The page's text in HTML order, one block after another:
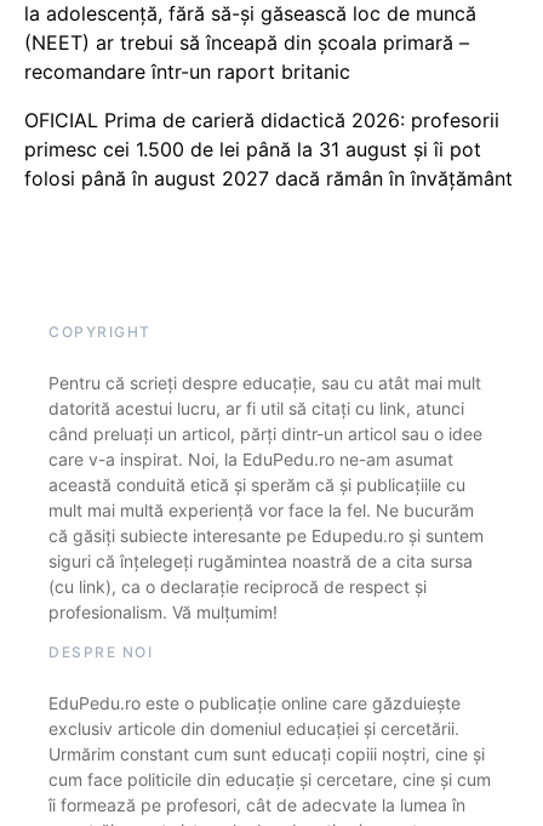
la adolescență, fără să-și găsească loc de muncă
(NEET) ar trebui să înceapă din școala primară –
recomandare într-un raport britanic
OFICIAL Prima de carieră didactică 2026: profesorii
primesc cei 1.500 de lei până la 31 august și îi pot
folosi până în august 2027 dacă rămân în învățământ
COPYRIGHT
Pentru că scrieți despre educație, sau cu atât mai mult
datorită acestui lucru, ar fi util să citați cu link, atunci
când preluați un articol, părți dintr-un articol sau o idee
care v-a inspirat. Noi, la EduPedu.ro ne-am asumat
această conduită etică și sperăm că și publicațiile cu
mult mai multă experiență vor face la fel. Ne bucurăm
că găsiți subiecte interesante pe Edupedu.ro și suntem
siguri că înțelegeți rugămintea noastră de a cita sursa
(cu link), ca o declarație reciprocă de respect și
profesionalism. Vă mulțumim!
DESPRE NOI
EduPedu.ro este o publicație online care găzduiește
exclusiv articole din domeniul educației și cercetării.
Urmărim constant cum sunt educați copiii noștri, cine și
cum face politicile din educație și cercetare, cine și cum
îi formează pe profesori, cât de adecvate la lumea în